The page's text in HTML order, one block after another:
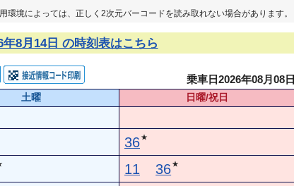
環境によっては、正しく2次元バーコードを読み取れない場合があります。
8月14日 の時刻表はこちら
乗車日2026年08月08日
土曜
日曜/祝日
36★
11 36★